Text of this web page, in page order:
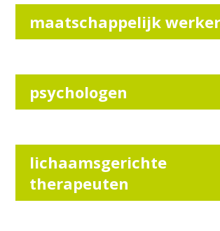
maatschappelijk
psychologen
lichaamsgerichte
therapeuten